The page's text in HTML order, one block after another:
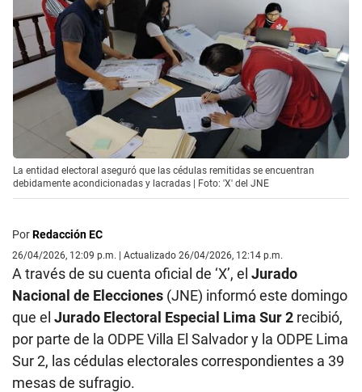
La entidad electoral aseguró que las cédulas remitidas se encuentran
debidamente acondicionadas y lacradas | Foto: 'X' del JNE
PorRedacción EC
26/04/2026, 12:09 p.m. | Actualizado 26/04/2026, 12:14 p.m.
A través de su cuenta oficial de ‘X’, el Jurado
Nacional de Elecciones (JNE) informó este domingo
que el Jurado Electoral Especial Lima Sur 2 recibió,
por parte de la ODPE Villa El Salvador y la ODPE Lima
Sur 2, las cédulas electorales correspondientes a 39
mesas de sufragio.